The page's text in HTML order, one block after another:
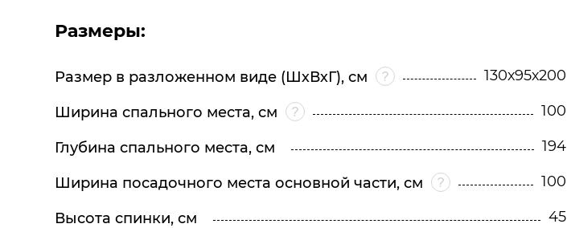
Размеры:
Размер в разложенном виде (ШхВхГ), см 130х95х200
Ширина спального места, см 100
Глубина спального места, см 194
Ширина посадочного места основной части, см 100
Высота спинки, см 45